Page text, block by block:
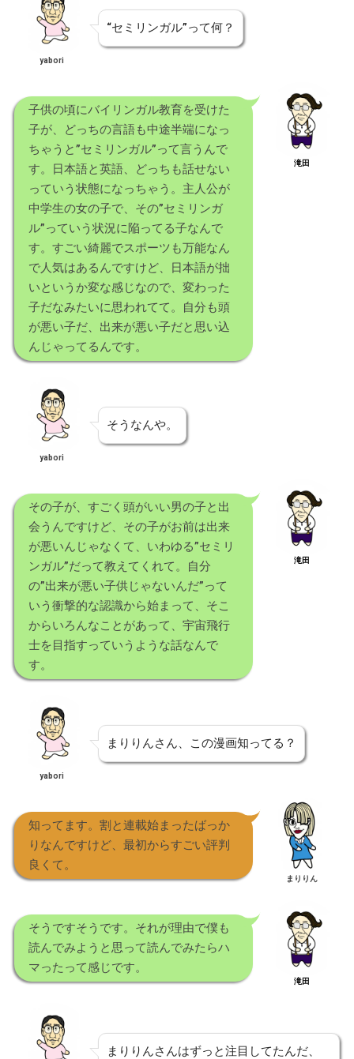
yabori
“セミリンガル”って何？
子供の頃にバイリンガル教育を受けた
子が、どっちの言語も中途半端になっ
ちゃうと”セミリンガル”って言うんで
す。日本語と英語、どっちも話せない
っていう状態になっちゃう。主人公が
中学生の女の子で、その”セミリンガ
ル”っていう状況に陥ってる子なんで
す。すごい綺麗でスポーツも万能なん
で人気はあるんですけど、日本語が拙
いというか変な感じなので、変わった
子だなみたいに思われてて。自分も頭
が悪い子だ、出来が悪い子だと思い込
んじゃってるんです。
滝田
yabori
そうなんや。
その子が、すごく頭がいい男の子と出
会うんですけど、その子がお前は出来
が悪いんじゃなくて、いわゆる”セミリ
ンガル”だって教えてくれて。自分
の”出来が悪い子供じゃないんだ”って
いう衝撃的な認識から始まって、そこ
からいろんなことがあって、宇宙飛行
士を目指すっていうような話なんで
す。
滝田
yabori
まりりんさん、この漫画知ってる？
知ってます。割と連載始まったばっか
りなんですけど、最初からすごい評判
良くて。
まりりん
そうですそうです。それが理由で僕も
読んでみようと思って読んでみたらハ
マったって感じです。
滝田
まりりんさんはずっと注目してたんだ、